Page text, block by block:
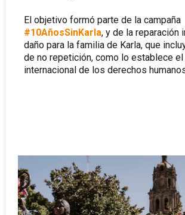
El objetivo formó parte de la campaña
#10AñosSinKarla, y de la reparación
daño para la familia de Karla, que
de no repetición, como lo establece
internacional de los derechos